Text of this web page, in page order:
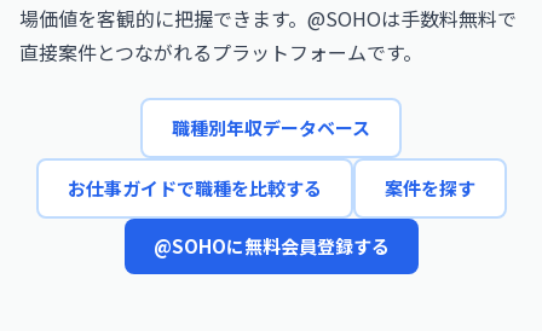
場価値を客観的に把握できます。@SOHOは手数料無料で
直接案件とつながれるプラットフォームです。
職種別年収データベース
お仕事ガイドで職種を比較する 案件を探す
@SOHOに無料会員登録する